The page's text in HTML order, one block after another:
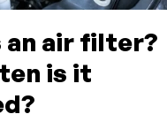
an air filter?
is it